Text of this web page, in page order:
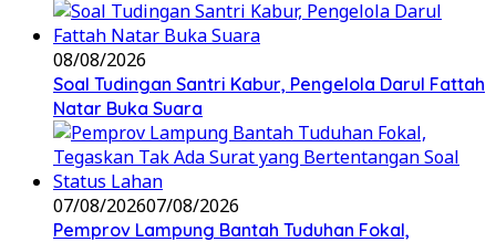
08/08/2026
Soal Tudingan Santri Kabur, Pengelola Darul Fattah
Natar Buka Suara
07/08/202607/08/2026
Pemprov Lampung Bantah Tuduhan Fokal,